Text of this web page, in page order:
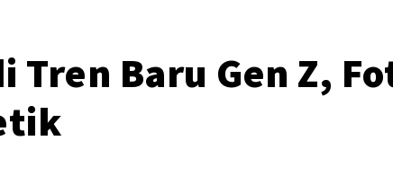
Tren Baru Gen Z,